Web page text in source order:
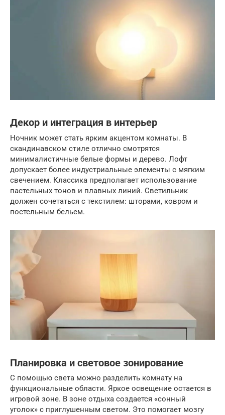
Декор и интеграция в интерьер
Ночник может стать ярким акцентом комнаты. В
скандинавском стиле отлично смотрятся
минималистичные белые формы и дерево. Лофт
допускает более индустриальные элементы с мягким
свечением. Классика предполагает использование
пастельных тонов и плавных линий. Светильник
должен сочетаться с текстилем: шторами, ковром и
постельным бельем.
Планировка и световое зонирование
С помощью света можно разделить комнату на
функциональные области. Яркое освещение остается в
игровой зоне. В зоне отдыха создается «сонный
уголок» с приглушенным светом. Это помогает мозгу